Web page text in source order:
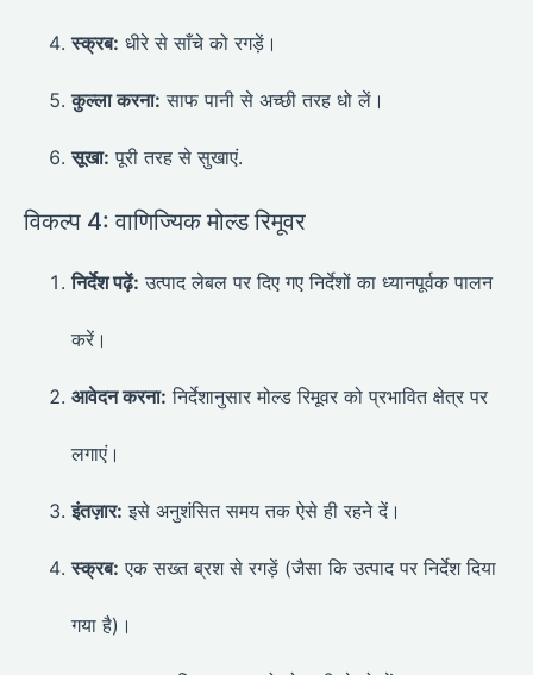
स्क्रब: धीरे से साँचे को रगड़ें।
कुल्ला करना: साफ पानी से अच्छी तरह धो लें।
सूखा: पूरी तरह से सुखाएं.
विकल्प 4: वाणिज्यिक मोल्ड रिमूवर
निर्देश पढ़ें: उत्पाद लेबल पर दिए गए निर्देशों का ध्यानपूर्वक पालन
करें।
आवेदन करना: निर्देशानुसार मोल्ड रिमूवर को प्रभावित क्षेत्र पर
लगाएं।
इंतज़ार: इसे अनुशंसित समय तक ऐसे ही रहने दें।
स्क्रब: एक सख्त ब्रश से रगड़ें (जैसा कि उत्पाद पर निर्देश दिया
गया है)।